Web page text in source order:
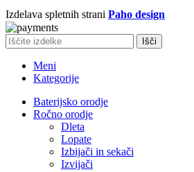
Izdelava spletnih strani Paho design
Išči
Meni
Kategorije
Baterijsko orodje
Ročno orodje
Dleta
Lopate
Izbijači in sekači
Izvijači